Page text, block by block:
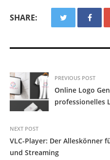
SHARE:
PREVIOUS POST
Online Logo
professionelles
NEXT POST
VLC-Player: Der Alleskönner
und Streaming